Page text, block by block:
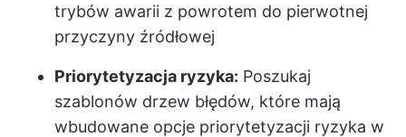
trybów awarii z powrotem do pierwotnej
przyczyny źródłowej
Priorytetyzacja ryzyka: Poszukaj
szablonów drzew błędów, które mają
wbudowane opcje priorytetyzacji ryzyka w